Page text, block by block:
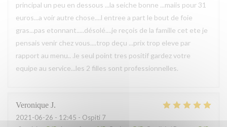
principal un peu en dessous ...la seiche bonne ...maiis pour 31
euros...a voir autre chose....l entree a part le bout de foie
gras...pas etonnant.....désolé....je reçois de la famille cet ete je
pensais venir chez vous....trop deçu ...prix trop eleve par
rapport au menu.. .le seul point tres positif gardez votre
equipe au service...les 2 filles sont professionnelles.
Veronique J
2021-06-26 - 12:45 - Ospiti 7